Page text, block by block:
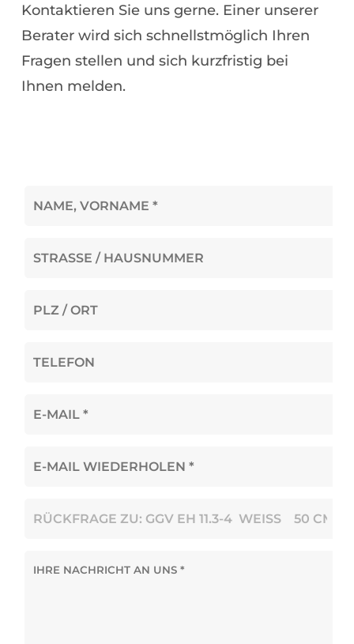
Kontaktieren Sie uns gerne. Einer unserer
Berater wird sich schnellstmöglich Ihren
Fragen stellen und sich kurzfristig bei
Ihnen melden.